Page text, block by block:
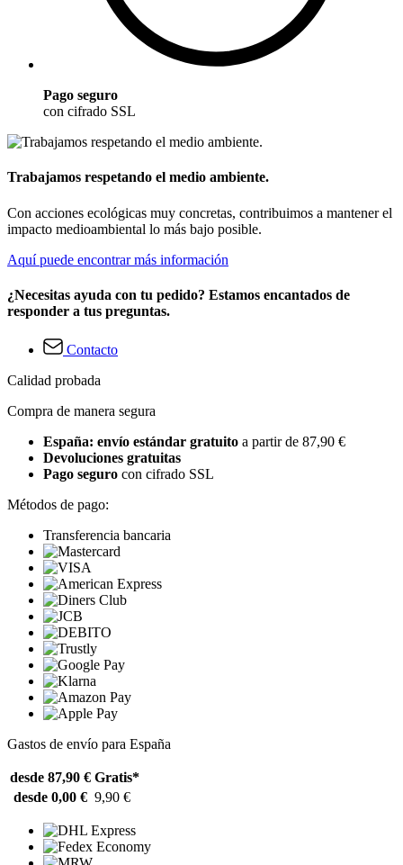
Pago seguro
con cifrado SSL
Trabajamos respetando el medio ambiente.
Con acciones ecológicas muy concretas, contribuimos a mantener el
impacto medioambiental lo más bajo posible.
Aquí puede encontrar más información
¿Necesitas ayuda con tu pedido? Estamos encantados de
responder a tus preguntas.
Contacto
Calidad probada
Compra de manera segura
España: envío estándar gratuito a partir de 87,90 €
Devoluciones gratuitas
Pago seguro con cifrado SSL
Métodos de pago:
Transferencia bancaria
Gastos de envío para España
desde 87,90 € Gratis*
desde 0,00 € 9,90 €